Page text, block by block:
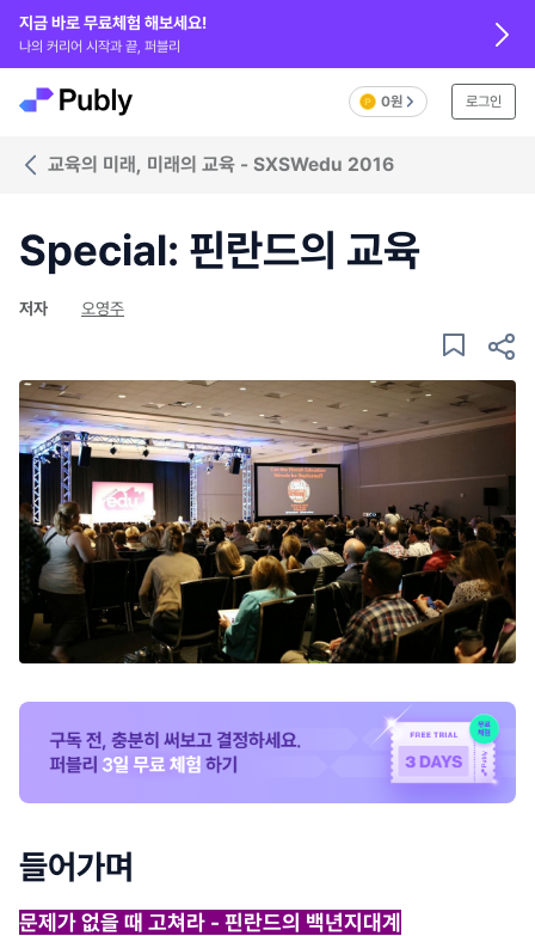
지금 바로 무료체험 해보세요!
나의 커리어 시작과 끝, 퍼블리
0원 로그인
교육의 미래, 미래의 교육 - SXSWedu 2016
Special: 핀란드의 교육
저자 오영주
들어가며
문제가 없을 때 고쳐라 - 핀란드의 백년지대계